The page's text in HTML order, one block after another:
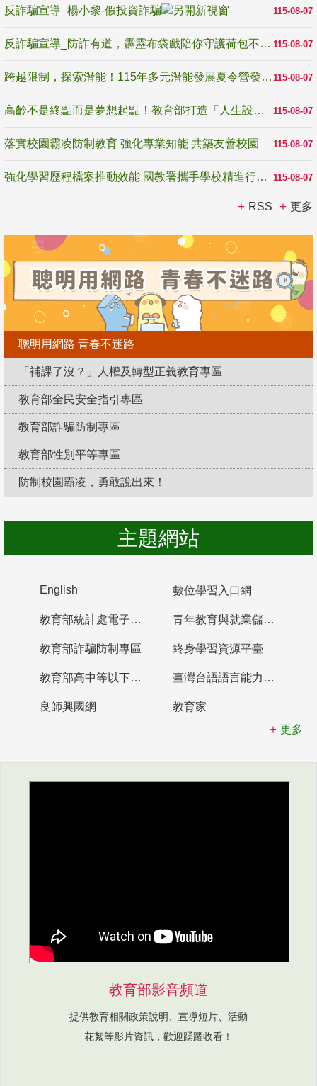
115-08-07
反詐騙宣導_楊小黎-假投資詐騙
115-08-07
反詐騙宣導_防詐有道，霹靂布袋戲陪你守護荷包不受騙
115-08-07
跨越限制，探索潛能！115年多元潛能發展夏令營發掘生命無限可能
115-08-07
高齡不是終點而是夢想起點！教育部打造「人生設計夢工場」 參展第3屆高齡健康產業博覽會
115-08-07
落實校園霸凌防制教育 強化專業知能 共築友善校園
115-08-07
強化學習歷程檔案推動效能 國教署攜手學校精進行政與教學支持
RSS 更多
聰明用網路 青春不迷路
「補課了沒？」人權及轉型正義教育專區
教育部全民安全指引專區
教育部詐騙防制專區
教育部性別平等專區
防制校園霸凌，勇敢說出來！
主題網站
English 數位學習入口網
教育部統計處電子書櫃 青年教育與就業儲蓄帳戶
教育部詐騙防制專區 終身學習資源平臺
教育部高中等以下學校及幼兒園教師資格檢定考試 臺灣台語語言能力認證網站
良師興國網
教育家
更多
教育部影音頻道
提供教育相關政策說明、宣導短片、活動
花絮等影片資訊，歡迎踴躍收看！